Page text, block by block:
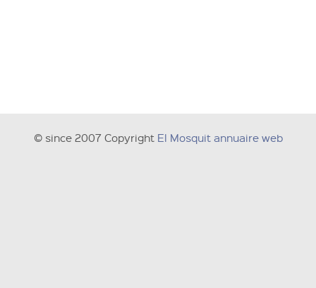
© since 2007 Copyright El Mosquit annuaire web